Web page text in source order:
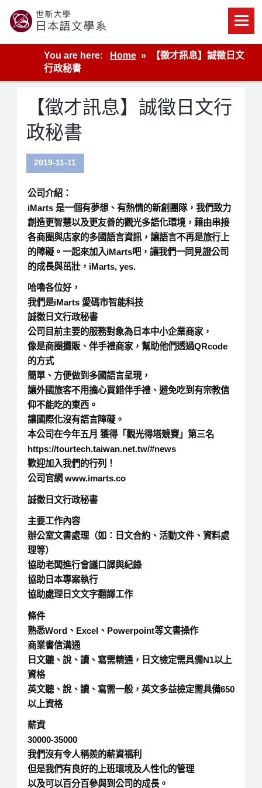
content
世新大學教學單位的網站
You are here:
Home
【徵才訊息】誠徵日文
行政秘書
【徵才訊息】誠徵日文行
政秘書
2019-11-11
公司介紹：
iMarts 是一個有夢想、有熱情的新創團隊，我們致力
創造更智慧以及更友善的觀光多語化環境，藉由串接
各商圈與店家的多國語言資訊，讓語言不再是旅行上
的障礙。一起來加入iMarts吧，讓我們一同見證公司
的成長與茁壯，iMarts, yes.
哈嚕各位好，
我們是iMarts 愛碼市智能科技
誠徵日文行政秘書
公司目前主要的服務對象為日本中小企業商家，
像是商圈攤販、伴手禮商家，幫助他們透過QRcode
的方式
簡單、方便做到多國語言呈現，
讓外國旅客不用擔心買錯伴手禮、避免吃到有宗教信
仰不能吃的東西。
讓國際化沒有語言障礙。
本公司在今年五月 獲得「觀光得塔競賽」第三名
https://tourtech.taiwan.net.tw/#news
歡迎加入我們的行列！
公司官網 www.imarts.co
誠徵日文行政秘書
主要工作內容
辦公室文書處理（如：日文合約、活動文件、資料處
理等）
協助老闆進行會議口譯與紀錄
協助日本專案執行
協助處理日文文字翻譯工作
條件
熟悉Word、Excel、Powerpoint等文書操作
商業書信溝通
日文聽、說、讀、寫需精通，日文檢定需具備N1以上
資格
英文聽、說、讀、寫需一般，英文多益檢定需具備650
以上資格
薪資
30000-35000
我們沒有令人稱羨的薪資福利
但是我們有良好的上班環境及人性化的管理
以及可以百分百參與到公司的成長。